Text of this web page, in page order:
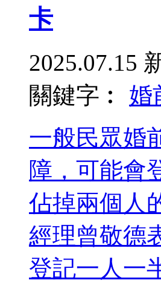
卡
2025.07.15
關鍵字︰ 婚
一般民眾婚
障，可能會
佔掉兩個人
經理曾敬德
登記一人一